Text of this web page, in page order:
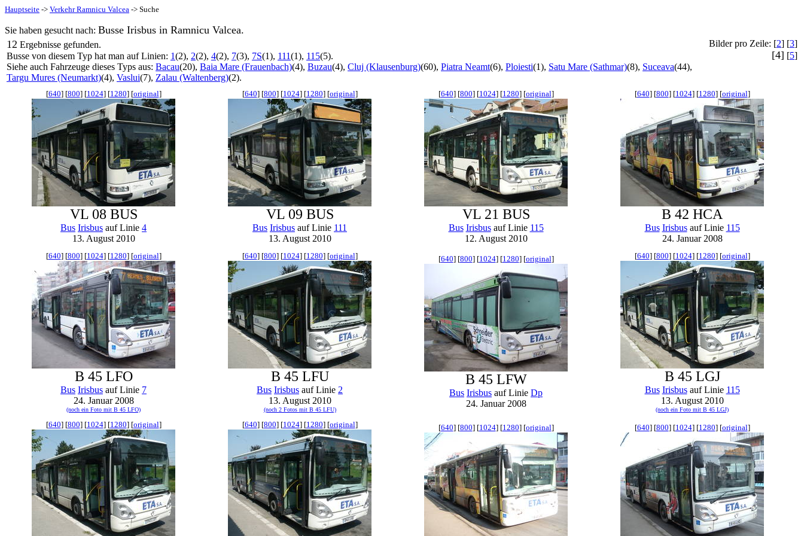
Hauptseite -> Verkehr Ramnicu Valcea -> Suche
Sie haben gesucht nach: Busse Irisbus in Ramnicu Valcea.
12 Ergebnisse gefunden.
Busse von diesem Typ hat man auf Linien: 1(2), 2(2), 4(2), 7(3), 7S(1), 111(1), 115(5).
Siehe auch Fahrzeuge dieses Typs aus: Bacau(20), Baia Mare (Frauenbach)(4), Buzau(4), Cluj (Klausenburg)(60), Piatra Neamt(6), Ploiesti(1), Satu Mare (Sathmar)(8), Suceava(44),
Targu Mures (Neumarkt)(4), Vaslui(7), Zalau (Waltenberg)(2).
Bilder pro Zeile: [2] [3]
[4] [5]
[640] [800] [1024] [1280] [original]
VL 08 BUS
Bus Irisbus auf Linie 4
13. August 2010
[640] [800] [1024] [1280] [original]
VL 09 BUS
Bus Irisbus auf Linie 111
13. August 2010
[640] [800] [1024] [1280] [original]
VL 21 BUS
Bus Irisbusauf Linie 115
12. August 2010
[640] [800] [1024] [1280] [original]
B 42 HCA
Bus Irisbusauf Linie 115
24. Januar 2008
[640] [800] [1024] [1280] [original]
B 45 LFO
Bus Irisbus auf Linie 7
24. Januar 2008
(noch ein Foto mit B 45 LFO)
[640] [800] [1024] [1280] [original]
B 45 LFU
Bus Irisbus auf Linie 2
13. August 2010
(noch 2 Fotos mit B 45 LFU)
[640] [800] [1024] [1280] [original]
B 45 LFW
Bus Irisbus auf Linie Dp
24. Januar 2008
[640] [800] [1024] [1280] [original]
B 45 LGJ
Bus Irisbusauf Linie 115
13. August 2010
(noch ein Foto mit B 45 LGJ)
[640] [800] [1024] [1280] [original] [640] [800] [1024] [1280] [original] [640] [800] [1024] [1280] [original] [640] [800] [1024] [1280] [original]